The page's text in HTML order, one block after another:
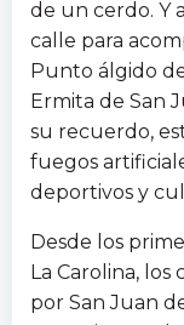
de un cerdo. Y
calle para
Punto álgido
Ermita de San
su recuerdo,
fuegos
deportivos y
Desde los
La Carolina,
por San Juan